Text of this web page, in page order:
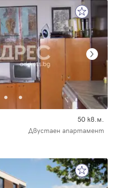
50 кв.м.
Двустаен апартамент